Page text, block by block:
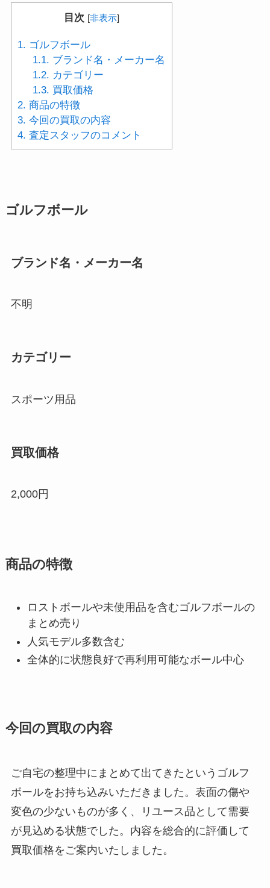
目次 [非表示]
1. ゴルフボール
1.1. ブランド名・メーカー名
1.2. カテゴリー
1.3. 買取価格
2. 商品の特徴
3. 今回の買取の内容
4. 査定スタッフのコメント
ゴルフボール
ブランド名・メーカー名
不明
カテゴリー
スポーツ用品
買取価格
2,000円
商品の特徴
ロストボールや未使用品を含むゴルフボールの
まとめ売り
人気モデル多数含む
全体的に状態良好で再利用可能なボール中心
今回の買取の内容
ご自宅の整理中にまとめて出てきたというゴルフ
ボールをお持ち込みいただきました。表面の傷や
変色の少ないものが多く、リユース品として需要
が見込める状態でした。内容を総合的に評価して
買取価格をご案内いたしました。